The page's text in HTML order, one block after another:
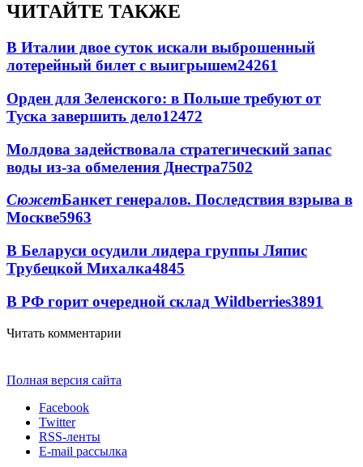
ЧИТАЙТЕ ТАКЖЕ
В Италии двое суток искали выброшенный
лотерейный билет с выигрышем24261
Орден для Зеленского: в Польше требуют от
Туска завершить дело12472
Молдова задействовала стратегический запас
воды из-за обмеления Днестра7502
СюжетБанкет генералов. Последствия взрыва в
Москве5963
В Беларуси осудили лидера группы Ляпис
Трубецкой Михалка4845
В РФ горит очередной склад Wildberries3891
Читать комментарии
Полная версия сайта
Facebook
Twitter
RSS-ленты
E-mail рассылка